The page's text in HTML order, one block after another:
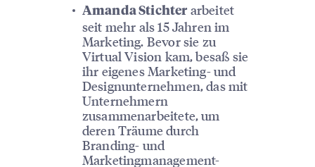
Amanda Stichter arbeitet
seit mehr als 15 Jahren im
Marketing. Bevor sie zu
Virtual Vision kam, besaß sie
ihr eigenes Marketing- und
Designunternehmen, das mit
Unternehmern
zusammenarbeitete, um
deren Träume durch
Branding- und
Marketingmanagement-